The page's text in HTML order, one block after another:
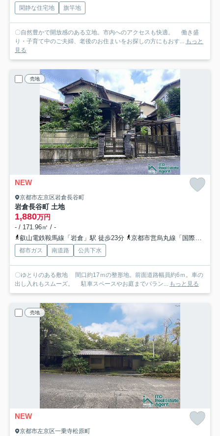
閑静な住宅地 旗竿地
〇自然豊かで開放感のある立地。市内へのアクセスも快適。 働き盛
り・子育て中のご夫婦、老後のお住まいをお探しの方にもおす... もっと
見る
売地
NEW
京都市左京区岩倉長谷町
岩倉長谷町 土地
1,880万円
- / 171.96㎡ / -
叡山電鉄鞍馬線「岩倉」駅 徒歩23分
京都市営烏丸線「国際会館」駅 バス11分 京都バス「上長谷（京都府）」 停歩7分
都市ガス 南道路 公共下水
〇ゆとりのある敷地 間口約17ｍの整形地。前面道路幅員約6ｍ。車の
出し入れもスムーズ。 駐車スペースやお庭までバラン... もっと見る
売地
NEW
京都市左京区一乗寺松原町